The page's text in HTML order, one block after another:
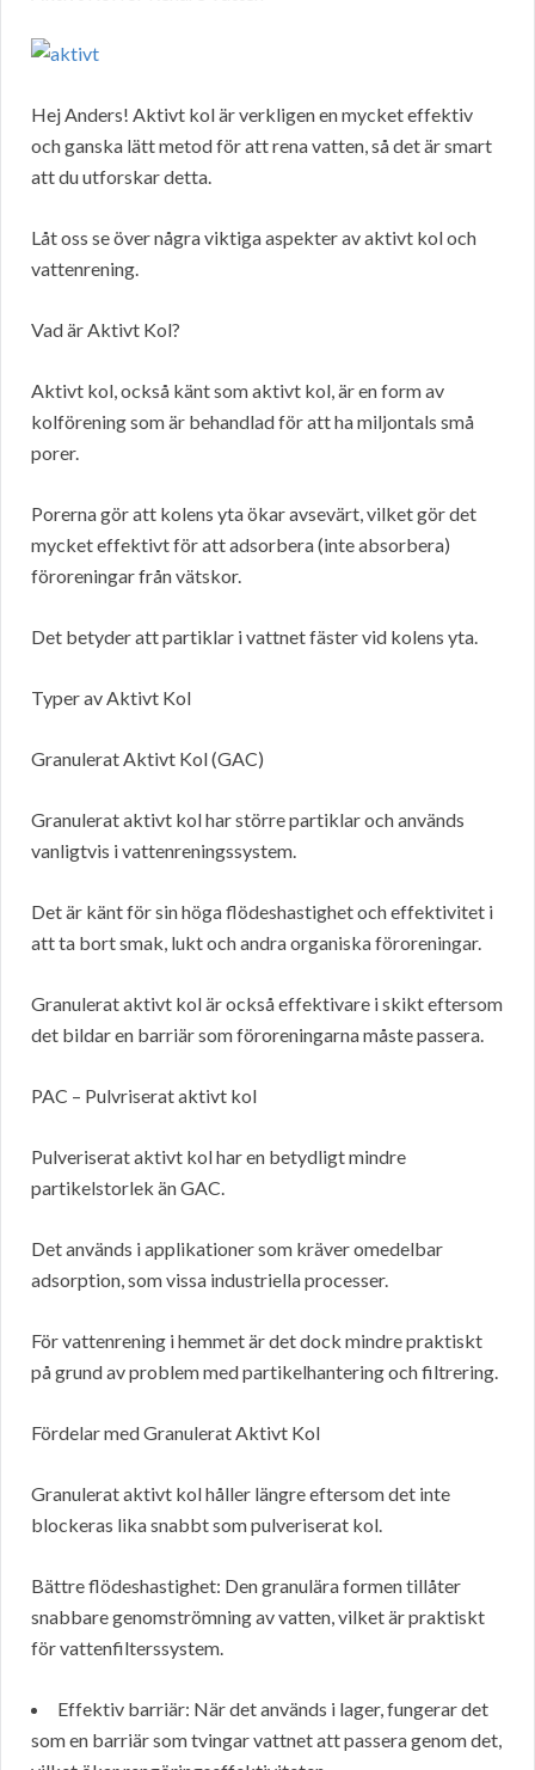
Hej Anders! Aktivt kol är verkligen en mycket effektiv
och ganska lätt metod för att rena vatten, så det är smart
att du utforskar detta.
Låt oss se över några viktiga aspekter av aktivt kol och
vattenrening.
Vad är Aktivt Kol?
Aktivt kol, också känt som aktivt kol, är en form av
kolförening som är behandlad för att ha miljontals små
porer.
Porerna gör att kolens yta ökar avsevärt, vilket gör det
mycket effektivt för att adsorbera (inte absorbera)
föroreningar från vätskor.
Det betyder att partiklar i vattnet fäster vid kolens yta.
Typer av Aktivt Kol
Granulerat Aktivt Kol (GAC)
Granulerat aktivt kol har större partiklar och används
vanligtvis i vattenreningssystem.
Det är känt för sin höga flödeshastighet och effektivitet i
att ta bort smak, lukt och andra organiska föroreningar.
Granulerat aktivt kol är också effektivare i skikt eftersom
det bildar en barriär som föroreningarna måste passera.
PAC – Pulvriserat aktivt kol
Pulveriserat aktivt kol har en betydligt mindre
partikelstorlek än GAC.
Det används i applikationer som kräver omedelbar
adsorption, som vissa industriella processer.
För vattenrening i hemmet är det dock mindre praktiskt
på grund av problem med partikelhantering och filtrering.
Fördelar med Granulerat Aktivt Kol
Granulerat aktivt kol håller längre eftersom det inte
blockeras lika snabbt som pulveriserat kol.
Bättre flödeshastighet: Den granulära formen tillåter
snabbare genomströmning av vatten, vilket är praktiskt
för vattenfilterssystem.
Effektiv barriär: När det används i lager, fungerar det
som en barriär som tvingar vattnet att passera genom det,